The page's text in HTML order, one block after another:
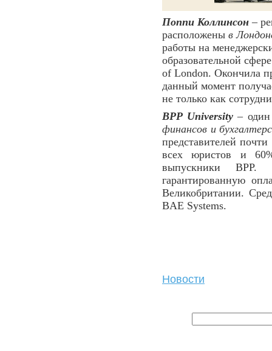
Поппи Коллинсон –
расположены в
работы на
образовательной
of London. Окончила
данный момент
не только как
BPP University– один
финансов и
представителей
всех юристов и
выпускники BPP.
гарантированную
Великобритании.
BAE Systems.
Новости